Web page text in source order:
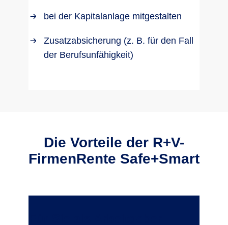
bei der Kapitalanlage mitgestalten
Zusatzabsicherung (z. B. für den Fall
der Berufsunfähigkeit)
Die Vorteile der R+V-
FirmenRente Safe+Smart